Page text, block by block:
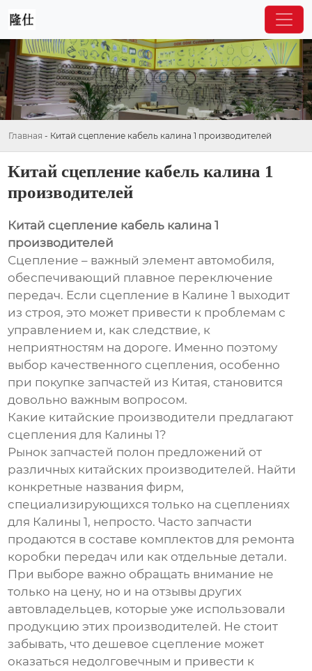
Главная - Китай сцепление кабель калина 1 производителей
Китай сцепление кабель калина 1
производителей
Китай сцепление кабель калина 1
производителей
Сцепление – важный элемент автомобиля,
обеспечивающий плавное переключение
передач. Если сцепление в Калине 1 выходит
из строя, это может привести к проблемам с
управлением и, как следствие, к
неприятностям на дороге. Именно поэтому
выбор качественного сцепления, особенно
при покупке запчастей из Китая, становится
довольно важным вопросом.
Какие китайские производители предлагают
сцепления для Калины 1?
Рынок запчастей полон предложений от
различных китайских производителей. Найти
конкретные названия фирм,
специализирующихся только на сцеплениях
для Калины 1, непросто. Часто запчасти
продаются в составе комплектов для ремонта
коробки передач или как отдельные детали.
При выборе важно обращать внимание не
только на цену, но и на отзывы других
автовладельцев, которые уже использовали
продукцию этих производителей. Не стоит
забывать, что дешевое сцепление может
оказаться недолговечным и привести к